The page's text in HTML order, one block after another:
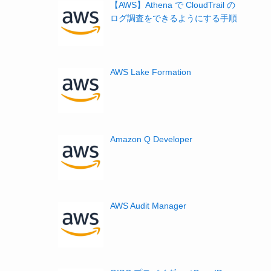
【AWS】Athena で CloudTrail の
ログ調査をできるようにする手順
AWS Lake Formation
Amazon Q Developer
AWS Audit Manager